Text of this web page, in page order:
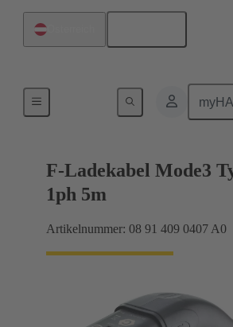
F-Ladekabel Mode3
1ph 5m
Artikelnummer: 08 91 409 0407 A0